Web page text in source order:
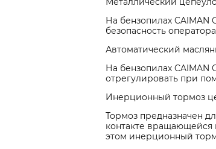
На бензопилах CAIMAN
безопасность
Автоматический
На бензопилах CAIMAN
отрегулировать при
Инерционный тормоз
Тормоз предназначен
контакте
этом инерционный